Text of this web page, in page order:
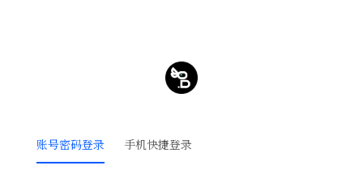
账号密码登录 手机快捷登录